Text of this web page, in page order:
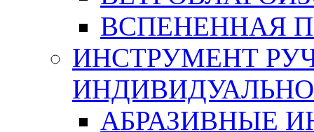
ВСПЕНЕННАЯ
ИНСТРУМЕНТ
АБРАЗИВНЫЕ